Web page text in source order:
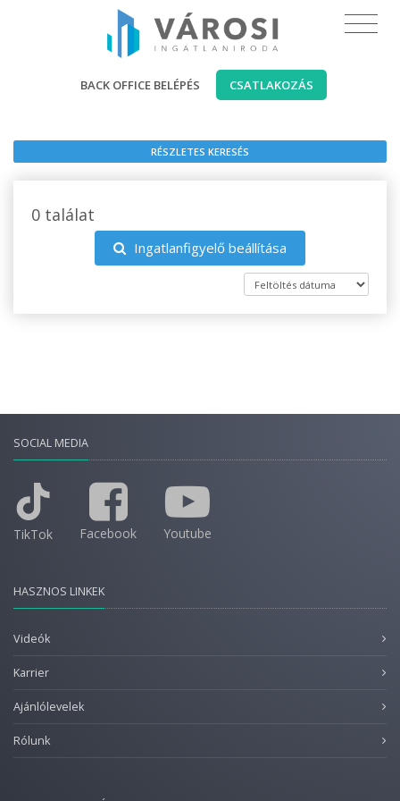
BACK OFFICE BELÉPÉS CSATLAKOZÁS
RÉSZLETES KERESÉS
0 találat
Ingatlanfigyelő beállítása
SOCIAL MEDIA
TikTok Facebook Youtube
HASZNOS LINKEK
Videók
Karrier
Ajánlólevelek
Rólunk